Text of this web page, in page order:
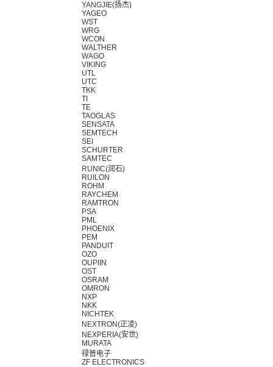
YANGJIE(扬杰)
YAGEO
WST
WRG
WCON
WALTHER
WAGO
VIKING
UTL
UTC
TKK
TI
TE
TAOGLAS
SENSATA
SEMTECH
SEI
SCHURTER
SAMTEC
RUNIC(润石)
RUILON
ROHM
RAYCHEM
RAMTRON
PSA
PML
PHOENIX
PEM
PANDUIT
OZO
OUPIIN
OST
OSRAM
OMRON
NXP
NKK
NICHTEK
NEXTRON(正凌)
NEXPERIA(安世)
MURATA
禄普电子
ZF ELECTRONICS